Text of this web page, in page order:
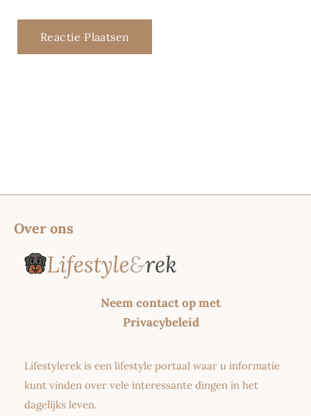
Over ons
Neem contact op met
Privacybeleid
Lifestylerek is een lifestyle portaal waar u informatie
kunt vinden over vele interessante dingen in het
dagelijks leven.